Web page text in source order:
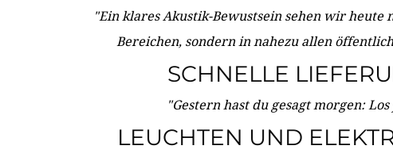
"Ein klares Akustik-Bewustsein sehen wir heute
Bereichen, sondern in nahezu allen
SCHNELLE
"Gestern hast du gesagt morgen:
LEUCHTEN UND